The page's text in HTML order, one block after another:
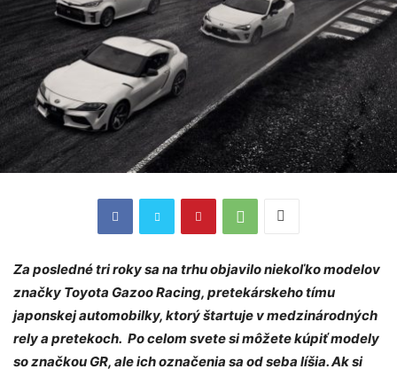
Za posledné tri roky sa na trhu objavilo niekoľko modelov
značky Toyota Gazoo Racing, pretekárskeho tímu
japonskej automobilky, ktorý štartuje v medzinárodných
rely a pretekoch. Po celom svete si môžete kúpiť modely
so značkou GR, ale ich označenia sa od seba líšia. Ak si